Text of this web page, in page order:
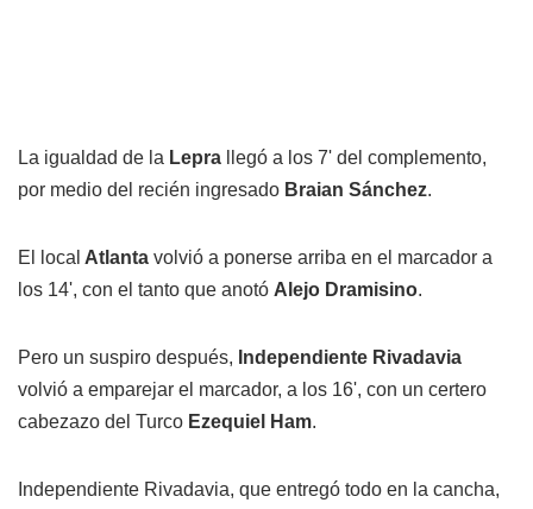
La igualdad de la Lepra llegó a los 7' del complemento,
por medio del recién ingresado Braian Sánchez.
El local Atlanta volvió a ponerse arriba en el marcador a
los 14', con el tanto que anotó Alejo Dramisino.
Pero un suspiro después, Independiente Rivadavia
volvió a emparejar el marcador, a los 16', con un certero
cabezazo del Turco Ezequiel Ham.
Independiente Rivadavia, que entregó todo en la cancha,